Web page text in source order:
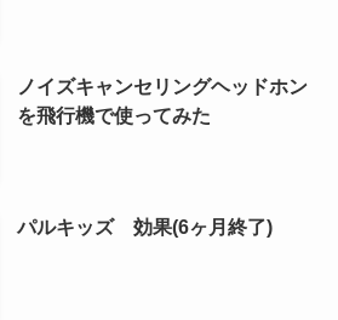
ノイズキャンセリングヘッドホン
を飛行機で使ってみた
パルキッズ 効果(6ヶ月終了)